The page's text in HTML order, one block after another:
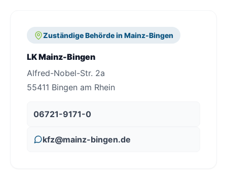
Zuständige Behörde in Mainz-Bingen
LK Mainz-Bingen
Alfred-Nobel-Str. 2a
55411 Bingen am Rhein
06721-9171-0
kfz@mainz-bingen.de